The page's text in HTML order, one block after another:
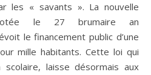
les « savants ». La nouvelle
le 27 brumaire an
le financement public d’une
mille habitants. Cette loi qui
scolaire, laisse désormais aux